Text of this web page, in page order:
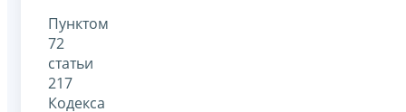
Пунктом
72
статьи
217
Кодекса